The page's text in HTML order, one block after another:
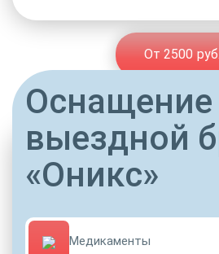
От 2500 руб.
Оснащение
выездной
«Оникс»
Медикаменты